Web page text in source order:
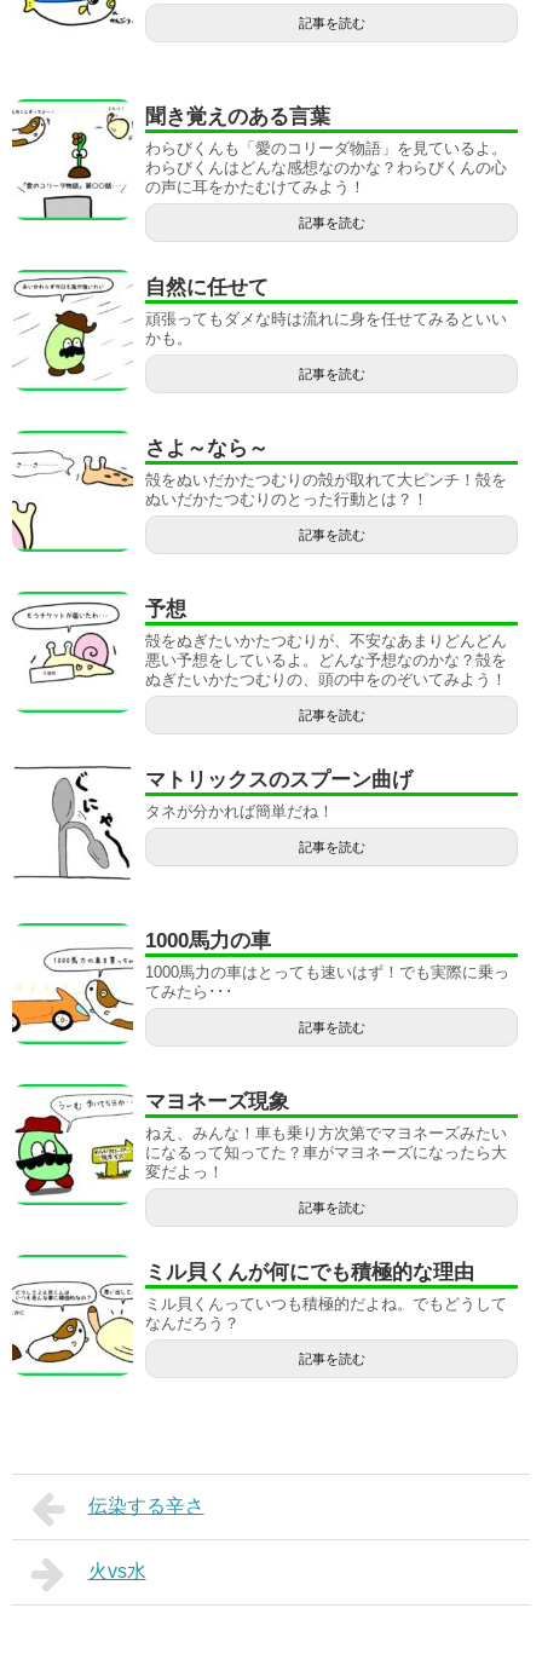
記事を読む
聞き覚えのある言葉
わらびくんも「愛のコリーダ物語」を見ているよ。
わらびくんはどんな感想なのかな？わらびくんの心
の声に耳をかたむけてみよう！
記事を読む
自然に任せて
頑張ってもダメな時は流れに身を任せてみるといい
かも。
記事を読む
さよ～なら～
殻をぬいだかたつむりの殻が取れて大ピンチ！殻を
ぬいだかたつむりのとった行動とは？！
記事を読む
予想
殻をぬぎたいかたつむりが、不安なあまりどんどん
悪い予想をしているよ。どんな予想なのかな？殻を
ぬぎたいかたつむりの、頭の中をのぞいてみよう！
記事を読む
マトリックスのスプーン曲げ
タネが分かれば簡単だね！
記事を読む
1000馬力の車
1000馬力の車はとっても速いはず！でも実際に乗っ
てみたら･･･
記事を読む
マヨネーズ現象
ねえ、みんな！車も乗り方次第でマヨネーズみたい
になるって知ってた？車がマヨネーズになったら大
変だよっ！
記事を読む
ミル貝くんが何にでも積極的な理由
ミル貝くんっていつも積極的だよね。でもどうして
なんだろう？
記事を読む
伝染する辛さ
火vs水